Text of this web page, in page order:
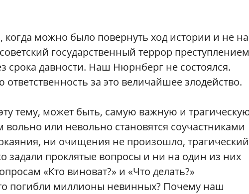
можно было повернуть ход истории и не на
государственный террор преступлением
срока давности. Наш Нюрнберг не состоялся.
за это величайшее злодейство.
тему, может быть, самую важную и
вольно или невольно становятся соучастниками
ни очищения не произошло, трагический
задали проклятые вопросы и ни на один из них
«Кто виноват?» и «Что делать?»
погибли миллионы невинных? Почему наш